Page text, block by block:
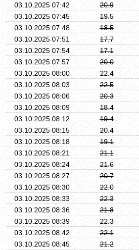
03.10.2025 07:42
20.9
03.10.2025 07:45
19.5
03.10.2025 07:48
18.5
03.10.2025 07:51
17.7
03.10.2025 07:54
17.1
03.10.2025 07:57
20.0
03.10.2025 08:00
22.4
03.10.2025 08:03
22.5
03.10.2025 08:06
20.3
03.10.2025 08:09
18.4
03.10.2025 08:12
19.4
03.10.2025 08:15
20.4
03.10.2025 08:18
19.1
03.10.2025 08:21
21.1
03.10.2025 08:24
21.6
03.10.2025 08:27
20.7
03.10.2025 08:30
22.0
03.10.2025 08:33
22.3
03.10.2025 08:36
21.8
03.10.2025 08:39
22.3
03.10.2025 08:42
22.1
03.10.2025 08:45
21.2